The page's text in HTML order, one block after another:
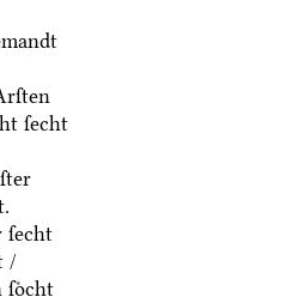
ſecht
/
ſoͤcht